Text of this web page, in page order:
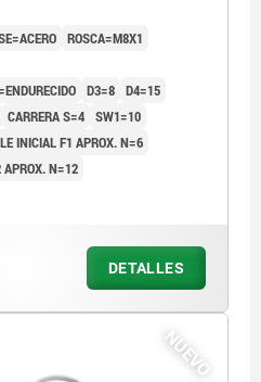
ROSCA=M8X1
D3=8 D4=15
CARRERA S=4 SW1=10
INICIAL F1 APROX. N=6
APROX. N=12
DETALLES
NUEVO